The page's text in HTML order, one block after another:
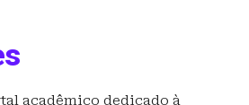
acadêmico dedicado à